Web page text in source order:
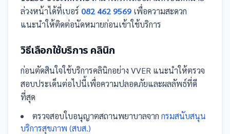
ล่วงหน้าได้ที่เบอร์ 082 462 9569 เพื่อความสะดวก
แนะนำให้ติดต่อนัดหมายก่อนเข้าใช้บริการ
วิธีเลือกใช้บริการ คลินิก
ก่อนตัดสินใจใช้บริการคลินิกอย่าง VVER แนะนำให้ตรวจ
สอบประเด็นต่อไปนี้เพื่อความปลอดภัยและผลลัพธ์ที่ดี
ที่สุด
ตรวจสอบใบอนุญาตสถานพยาบาลจาก กรมสนับสนุน
บริการสุขภาพ (สบส.)